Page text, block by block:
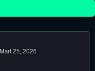
Mart 25, 2026